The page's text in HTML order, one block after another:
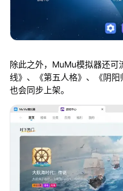
除此之外，MuMu模拟器还可
线》、《第五人格》、《阴
也会同步上架。